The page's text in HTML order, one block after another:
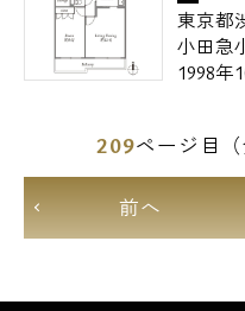
東京都
小田急
1998年
209ページ目
前へ